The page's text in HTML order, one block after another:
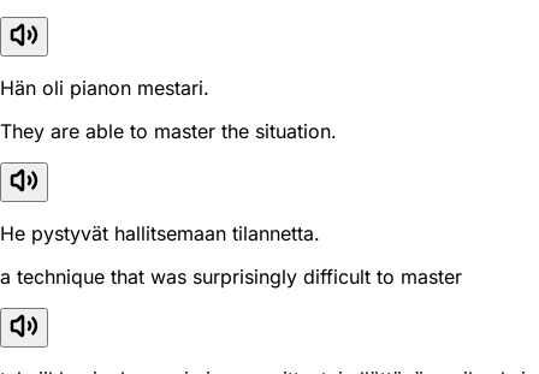
Hän oli pianon mestari.
They are able to master the situation.
He pystyvät hallitsemaan tilannetta.
a technique that was surprisingly difficult to master